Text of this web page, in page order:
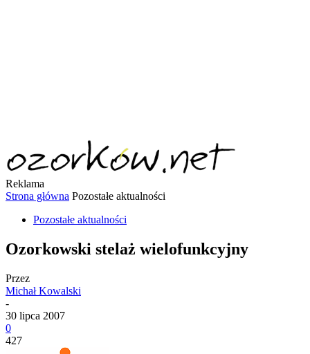
Reklama
Strona główna Pozostałe aktualności
Pozostałe aktualności
Ozorkowski stelaż wielofunkcyjny
Przez
Michał Kowalski
-
30 lipca 2007
0
427